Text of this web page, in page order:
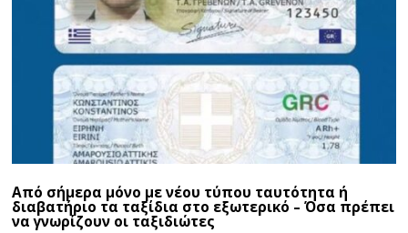
Από σήμερα μόνο με νέου τύπου ταυτότητα ή
διαβατήριο τα ταξίδια στο εξωτερικό – Όσα πρέπει
να γνωρίζουν οι ταξιδιώτες